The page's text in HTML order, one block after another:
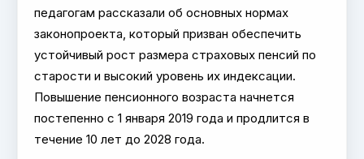
педагогам рассказали об основных нормах
законопроекта, который призван обеспечить
устойчивый рост размера страховых пенсий по
старости и высокий уровень их индексации.
Повышение пенсионного возраста начнется
постепенно с 1 января 2019 года и продлится в
течение 10 лет до 2028 года.